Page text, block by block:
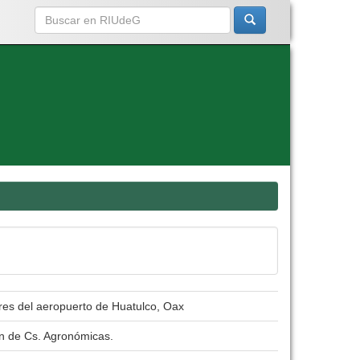
del aeropuerto de Huatulco, Oax
de Cs. Agronómicas.